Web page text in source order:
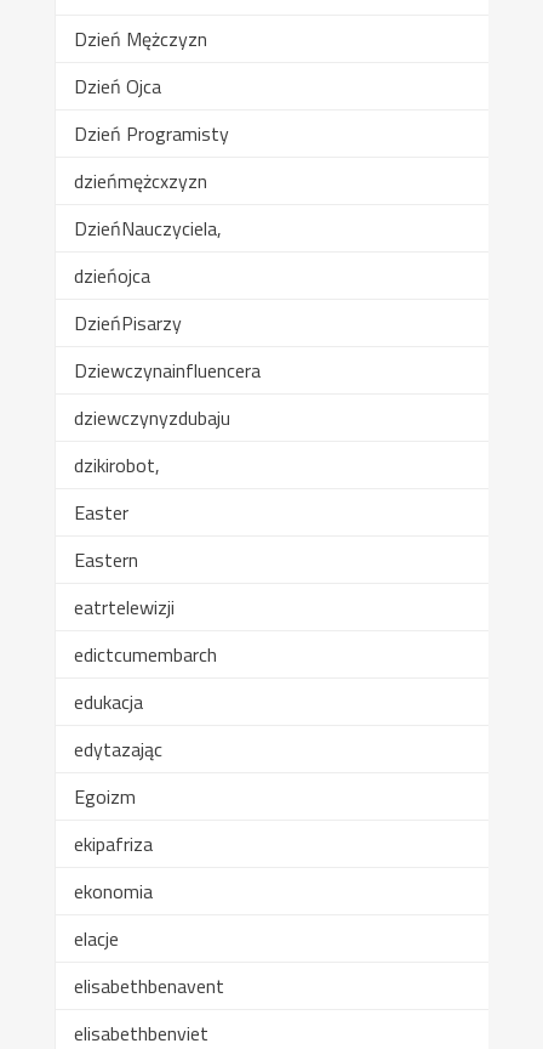
Dzień Mężczyzn
Dzień Ojca
Dzień Programisty
dzieńmężcxzyzn
DzieńNauczyciela,
dzieńojca
DzieńPisarzy
Dziewczynainfluencera
dziewczynyzdubaju
dzikirobot,
Easter
Eastern
eatrtelewizji
edictcumembarch
edukacja
edytazając
Egoizm
ekipafriza
ekonomia
elacje
elisabethbenavent
elisabethbenviet